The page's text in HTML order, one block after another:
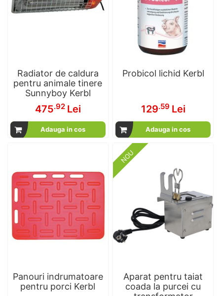
Radiator de caldura
pentru animale tinere
Sunnyboy Kerbl
475.92 Lei
Adauga in cos
Probicol lichid Kerbl
129.59 Lei
Adauga in cos
Panouri indrumatoare
pentru porci Kerbl
NOU
Aparat pentru taiat
coada la purcei cu